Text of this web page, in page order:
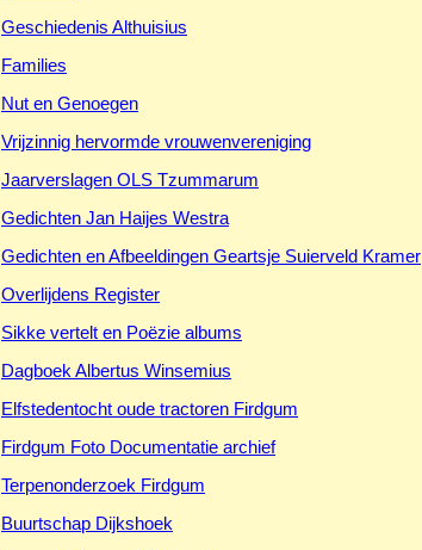
Geschiedenis Althuisius
Families
Nut en Genoegen
Vrijzinnig hervormde vrouwenvereniging
Jaarverslagen OLS Tzummarum
Gedichten Jan Haijes Westra
Gedichten en Afbeeldingen Geartsje Suierveld Kramer
Overlijdens Register
Sikke vertelt en Poëzie albums
Dagboek Albertus Winsemius
Elfstedentocht oude tractoren Firdgum
Firdgum Foto Documentatie archief
Terpenonderzoek Firdgum
Buurtschap Dijkshoek